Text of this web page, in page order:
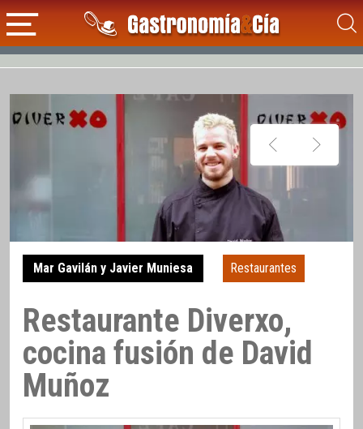
Mar Gavilán y Javier Muniesa Restaurantes
Restaurante Diverxo,
cocina fusión de David
Muñoz